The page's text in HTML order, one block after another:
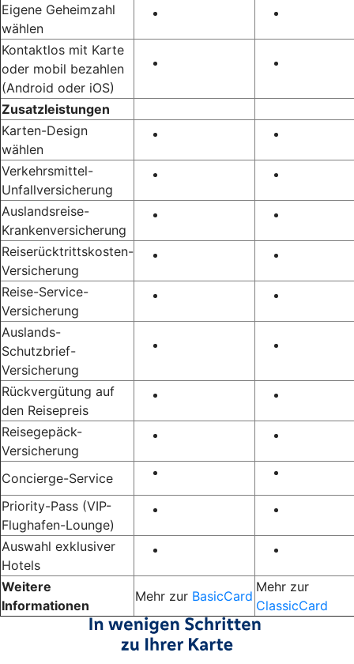
Eigene Geheimzahl
wählen
Kontaktlos mit Karte
oder mobil bezahlen
(Android oder iOS)
Zusatzleistungen
Karten-Design
wählen
Verkehrsmittel-
Unfallversicherung
Auslandsreise-
Krankenversicherung
Reiserücktrittskosten-
Versicherung
Reise-Service-
Versicherung
Auslands-
Schutzbrief-
Versicherung
Rückvergütung auf
den Reisepreis
Reisegepäck-
Versicherung
Concierge-Service
Priority-Pass (VIP-
Flughafen-Lounge)
Auswahl exklusiver
Hotels
Weitere
Informationen
Mehr zur BasicCard
Mehr zur
ClassicCard